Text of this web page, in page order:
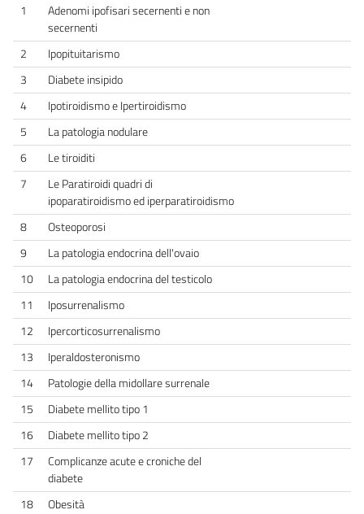
1
Adenomi ipofisari secernenti e non
secernenti
2
Ipopituitarismo
3
Diabete insipido
4
Ipotiroidismo e Ipertiroidismo
5
La patologia nodulare
6
Le tiroiditi
7
Le Paratiroidi quadri di
ipoparatiroidismo ed iperparatiroidismo
8
Osteoporosi
9
La patologia endocrina dell'ovaio
10
La patologia endocrina del testicolo
11
Iposurrenalismo
12
Ipercorticosurrenalismo
13
Iperaldosteronismo
14
Patologie della midollare surrenale
15
Diabete mellito tipo 1
16
Diabete mellito tipo 2
17
Complicanze acute e croniche del
diabete
18
Obesità